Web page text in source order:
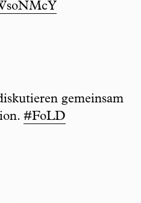
gemeinsam
#FoLD